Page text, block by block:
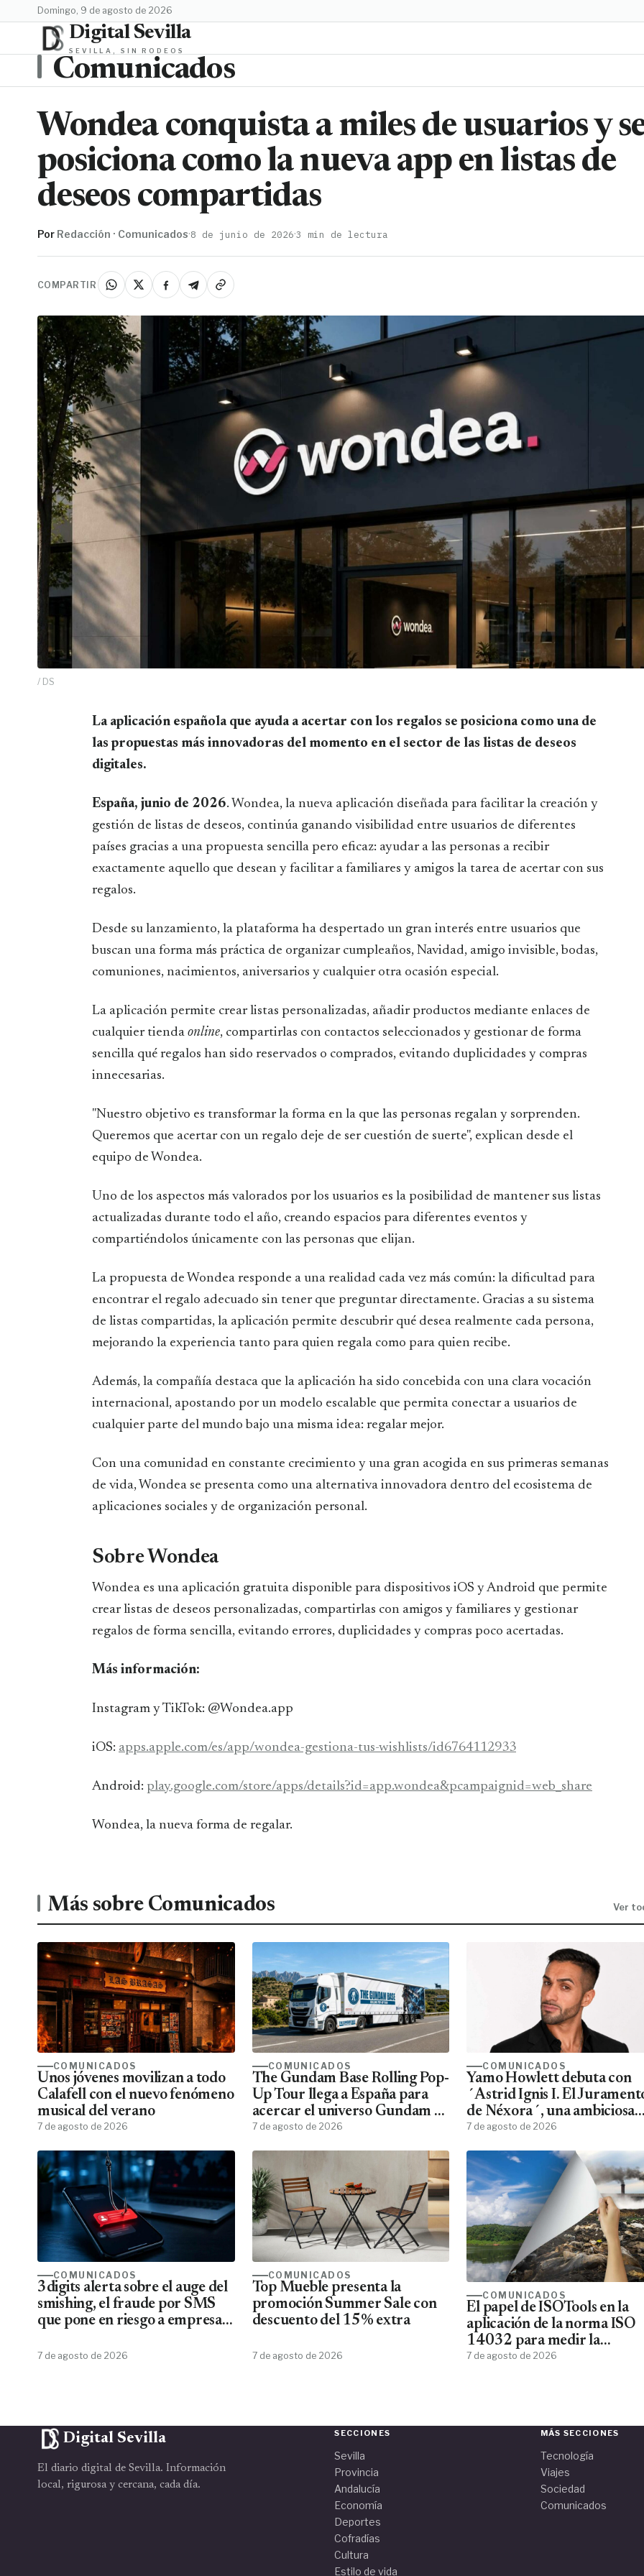
domingo, 9 de agosto de 2026
Digital Sevilla
SEVILLA, SIN RODEOS
Comunicados
Wondea conquista a miles de usuarios y
posiciona como la nueva app en listas de
deseos compartidas
Por Redacción · Comunicados·8 de junio de 2026·3 min de lectura
COMPARTIR
/ DS
La aplicación española que ayuda a acertar con los regalos se posiciona como una de
las propuestas más innovadoras del momento en el sector de las listas de deseos
digitales.
España, junio de 2026. Wondea, la nueva aplicación diseñada para facilitar la creación y
gestión de listas de deseos, continúa ganando visibilidad entre usuarios de diferentes
países gracias a una propuesta sencilla pero eficaz: ayudar a las personas a recibir
exactamente aquello que desean y facilitar a familiares y amigos la tarea de acertar con sus
regalos.
Desde su lanzamiento, la plataforma ha despertado un gran interés entre usuarios que
buscan una forma más práctica de organizar cumpleaños, Navidad, amigo invisible, bodas,
comuniones, nacimientos, aniversarios y cualquier otra ocasión especial.
La aplicación permite crear listas personalizadas, añadir productos mediante enlaces de
cualquier tienda online, compartirlas con contactos seleccionados y gestionar de forma
sencilla qué regalos han sido reservados o comprados, evitando duplicidades y compras
innecesarias.
"Nuestro objetivo es transformar la forma en la que las personas regalan y sorprenden.
Queremos que acertar con un regalo deje de ser cuestión de suerte", explican desde el
equipo de Wondea.
Uno de los aspectos más valorados por los usuarios es la posibilidad de mantener sus listas
actualizadas durante todo el año, creando espacios para diferentes eventos y
compartiéndolos únicamente con las personas que elijan.
La propuesta de Wondea responde a una realidad cada vez más común: la dificultad para
encontrar el regalo adecuado sin tener que preguntar directamente. Gracias a su sistema
de listas compartidas, la aplicación permite descubrir qué desea realmente cada persona,
mejorando la experiencia tanto para quien regala como para quien recibe.
Además, la compañía destaca que la aplicación ha sido concebida con una clara vocación
internacional, apostando por un modelo escalable que permita conectar a usuarios de
cualquier parte del mundo bajo una misma idea: regalar mejor.
Con una comunidad en constante crecimiento y una gran acogida en sus primeras semanas
de vida, Wondea se presenta como una alternativa innovadora dentro del ecosistema de
aplicaciones sociales y de organización personal.
Sobre Wondea
Wondea es una aplicación gratuita disponible para dispositivos iOS y Android que permite
crear listas de deseos personalizadas, compartirlas con amigos y familiares y gestionar
regalos de forma sencilla, evitando errores, duplicidades y compras poco acertadas.
Más información:
Instagram y TikTok: @Wondea.app
iOS: apps.apple.com/es/app/wondea-gestiona-tus-wishlists/id6764112933
Android: play.google.com/store/apps/details?id=app.wondea&pcampaignid=web_share
Wondea, la nueva forma de regalar.
Más sobre Comunicados Ver
COMUNICADOS
Unos jóvenes movilizan a todo
Calafell con el nuevo fenómeno
musical del verano
7 de agosto de 2026
COMUNICADOS
The Gundam Base Rolling Pop-
Up Tour llega a España para
acercar el universo Gundam a
todos los fans
7 de agosto de 2026
COMUNICADOS
Yamo Howlett debuta con
´Astrid Ignis I. El
de Néxora´, una ambiciosa
saga de fantasía y ciencia
7 de agosto de 2026
COMUNICADOS
3digits alerta sobre el auge del
smishing, el fraude por SMS
que pone en riesgo a empresas
7 de agosto de 2026
COMUNICADOS
Top Mueble presenta la
promoción Summer Sale con
descuento del 15% extra
7 de agosto de 2026
COMUNICADOS
El papel de ISOTools en la
aplicación de la norma ISO
14032 para medir la
sostenibilidad empresarial
7 de agosto de 2026
Digital Sevilla
El diario digital de Sevilla. Información
local, rigurosa y cercana, cada día.
SECCIONES
Sevilla
Provincia
Andalucía
Economía
Deportes
Cofradías
Cultura
Estilo de vida
MÁS SECCIONES
Tecnología
Viajes
Sociedad
Comunicados